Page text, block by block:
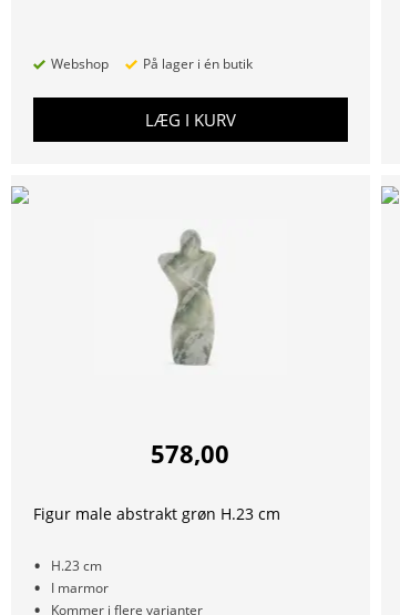
Webshop På lager i én butik
LÆG I KURV
578,00
Figur male abstrakt grøn H.23 cm
H.23 cm
I marmor
Kommer i flere varianter